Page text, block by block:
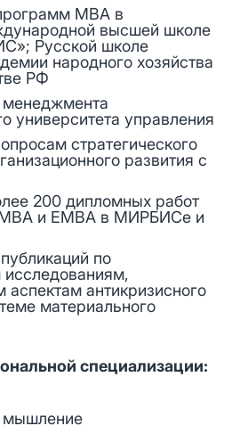
MBA в
высшей школе
Русской школе
народного хозяйства
РФ
университета управления
стратегического
развития с
200 дипломных работ
МВА и ЕМВА в МИРБИСе и
по
аспектам антикризисного
материального
специализации:
мышление